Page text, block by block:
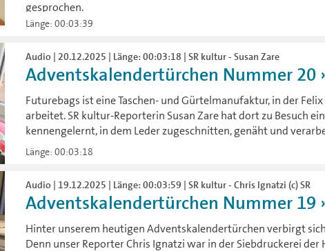
gesprochen.
Länge: 00:03:39
Audio | 20.12.2025 | Länge: 00:03:18 | SR kultur - Susan Zare
Adventskalendertürchen Nummer 20
Futurebags ist eine Taschen- und Gürtelmanufaktur, in der
arbeitet. SR kultur-Reporterin Susan Zare hat dort zu Besuch
kennengelernt, in dem Leder zugeschnitten, genäht und
Länge: 00:03:18
Audio | 19.12.2025 | Länge: 00:03:59 | SR kultur - Chris Ignatzi (c) SR
Adventskalendertürchen Nummer 19
Hinter unserem heutigen Adventskalendertürchen verbirgt
Denn unser Reporter Chris Ignatzi war in der Siebdruckerei der